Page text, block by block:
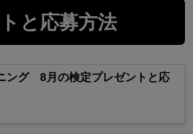
と応募方法
ング 8月の検定プレゼントと応